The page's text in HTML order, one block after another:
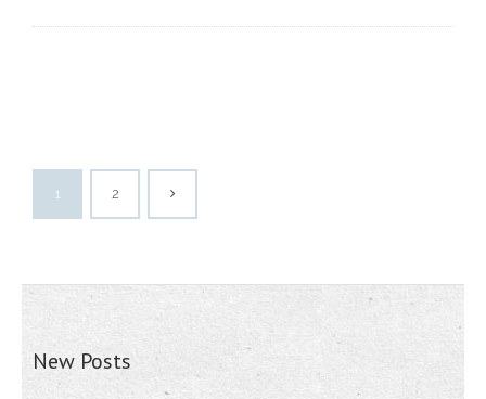
1 2
New Posts